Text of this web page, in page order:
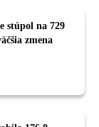
stúpol na 729
zmena